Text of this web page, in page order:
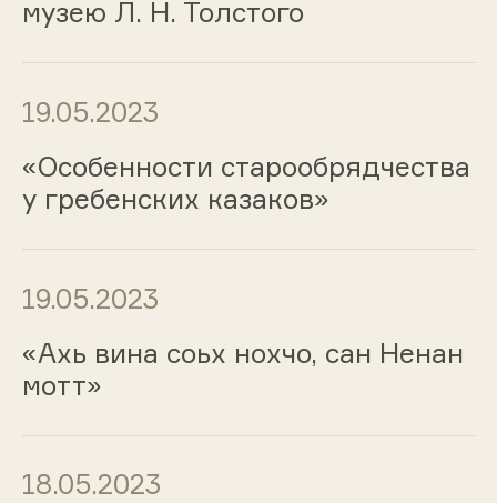
музею Л. Н. Толстого
19.05.2023
«Особенности старообрядчества
у гребенских казаков»
19.05.2023
«Ахь вина соьх нохчо, сан Ненан
мотт»
18.05.2023